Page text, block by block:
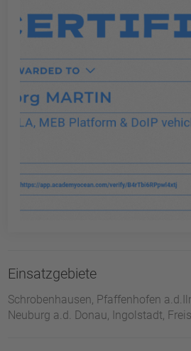
Einsatzgebiete
Schrobenhausen, Pfaffenhofen
Neuburg a.d. Donau, Ingolstadt,